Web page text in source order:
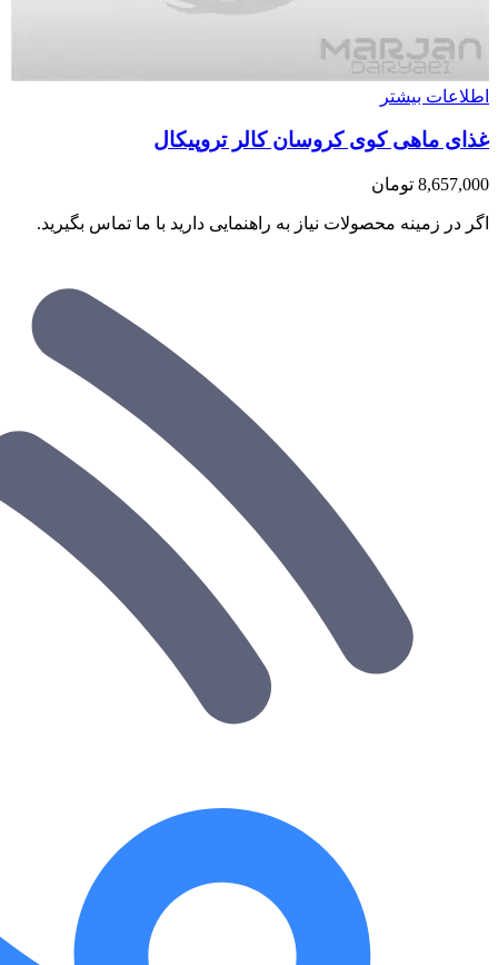
اطلاعات بیشتر
غذای ماهی کوی کروسان کالر تروپیکال
8,657,000 تومان
اگر در زمینه محصولات نیاز به راهنمایی دارید با ما تماس بگیرید.